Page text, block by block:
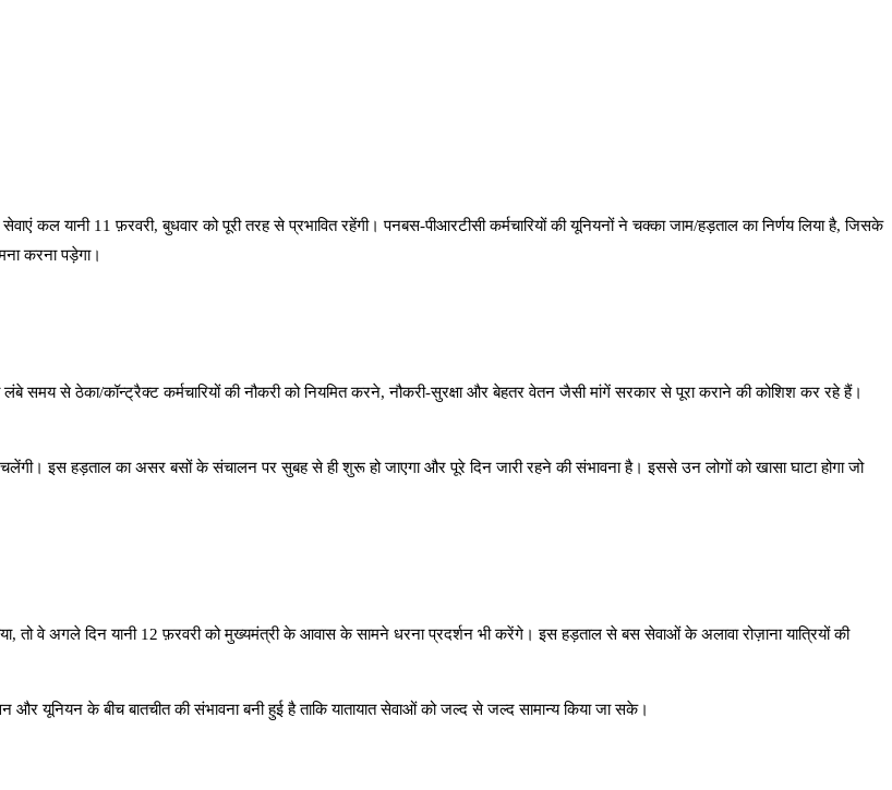
कल यानी 11 फ़रवरी, बुधवार को पूरी तरह से प्रभावित रहेंगी। पनबस-पीआरटीसी कर्मचारियों की यूनियनों ने चक्का जाम/हड़ताल का निर्णय लिया है, जिसके
करना पड़ेगा।
समय से ठेका/कॉन्ट्रैक्ट कर्मचारियों की नौकरी को नियमित करने, नौकरी-सुरक्षा और बेहतर वेतन जैसी मांगें सरकार से पूरा कराने की कोशिश कर रहे हैं।
इस हड़ताल का असर बसों के संचालन पर सुबह से ही शुरू हो जाएगा और पूरे दिन जारी रहने की संभावना है। इससे उन लोगों को खासा घाटा होगा जो
तो वे अगले दिन यानी 12 फ़रवरी को मुख्यमंत्री के आवास के सामने धरना प्रदर्शन भी करेंगे। इस हड़ताल से बस सेवाओं के अलावा रोज़ाना यात्रियों की
यूनियन के बीच बातचीत की संभावना बनी हुई है ताकि यातायात सेवाओं को जल्द से जल्द सामान्य किया जा सके।